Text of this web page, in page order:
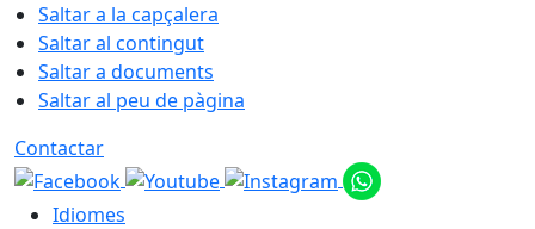
Saltar a la capçalera
Saltar al contingut
Saltar a documents
Saltar al peu de pàgina
Contactar
Idiomes